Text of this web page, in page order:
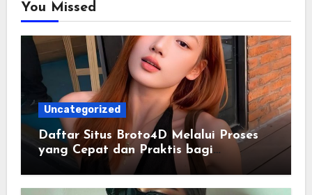
You Missed
Uncategorized
Daftar Situs Broto4D Melalui Proses
yang Cepat dan Praktis bagi
Pengguna